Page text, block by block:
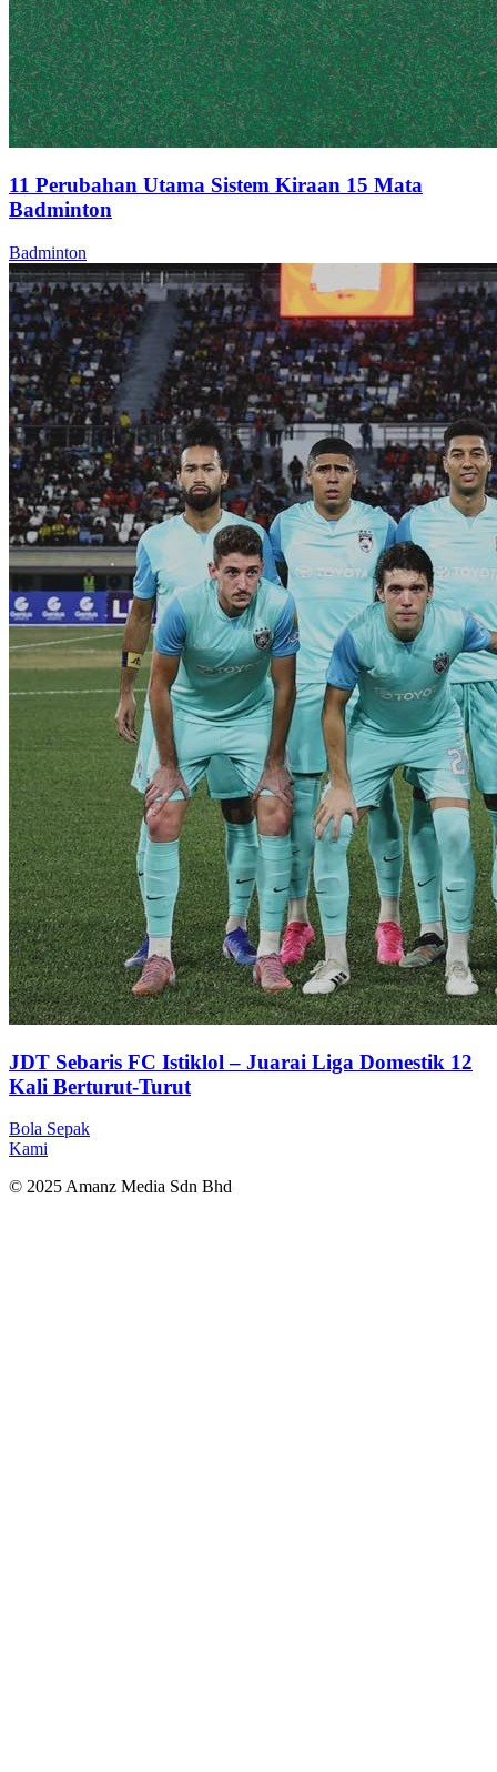
11 Perubahan Utama Sistem Kiraan 15 Mata
Badminton
Badminton
JDT Sebaris FC Istiklol – Juarai Liga Domestik 12
Kali Berturut-Turut
Bola Sepak
Kami
© 2025 Amanz Media Sdn Bhd